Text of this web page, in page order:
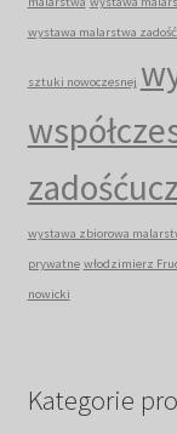
wystawa malarstwa
sztuki nowoczesnej
wystawa zbiorowa
prywatne włodzimierz
nowicki
Kategorie